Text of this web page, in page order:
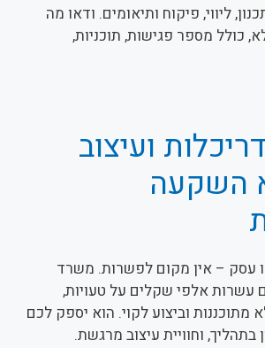
ליווי, פיקוח ותיאומים. ודאו מה
כולל מספר פגישות, תוכניות,
ועיצוב
השקעה
עסק – אין מקום לפשרות. משרד
עשרות אלפי שקלים על טעויות,
מתוכננות וביצוע לקוי. הוא יספק לכם
וחוויית עיצוב מרגשת.